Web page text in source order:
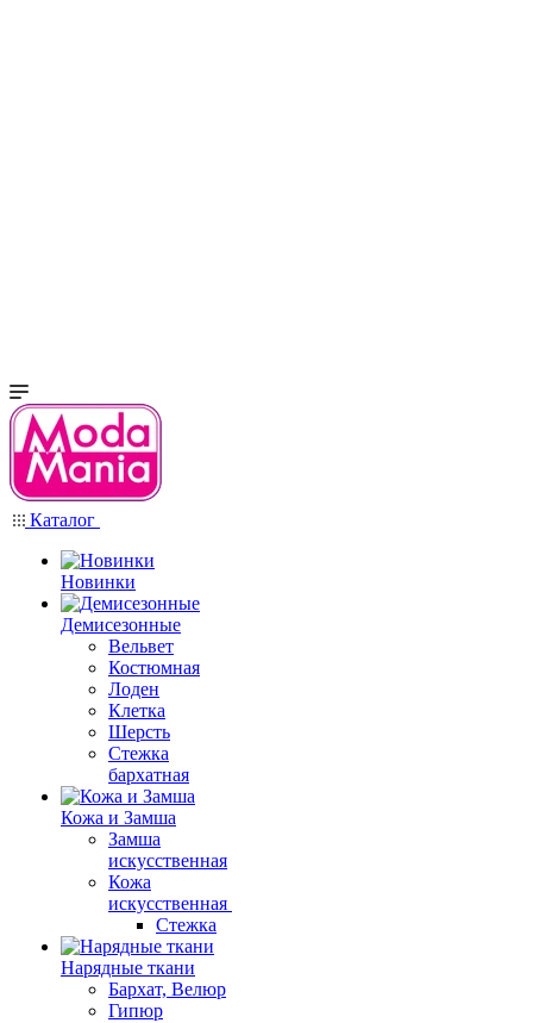
Каталог
Новинки
Демисезонные
Вельвет
Костюмная
Лоден
Клетка
Шерсть
Стежка
бархатная
Кожа и Замша
Замша
искусственная
Кожа
искусственная
Стежка
Нарядные ткани
Бархат, Велюр
Гипюр